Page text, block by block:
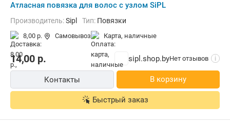
Атласная повязка для волос с узлом SiPL
Производитель:Sipl Тип: Повязки
8,00 р. Самовывоз карта, наличные
14,00 р. sipl.shop.byНет отзывов i
Контакты В корзину
Быстрый заказ